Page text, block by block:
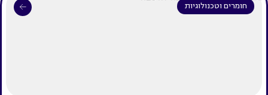
חומרים וטכנולוגיות